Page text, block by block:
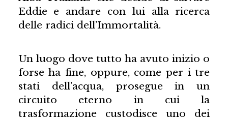
Eddie e andare con lui alla ricerca
delle radici dell’Immortalità.
Un luogo dove tutto ha avuto inizio o
forse ha fine, oppure, come per i tre
stati dell’acqua, prosegue in un
circuito eterno in cui la
trasformazione custodisce uno dei